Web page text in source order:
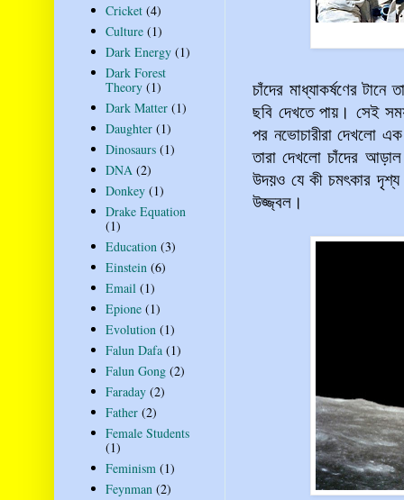
চাঁদের মাধ্যাকর্ষণের
ছবি দেখতে পায়। সেই
পর নভোচারীরা দেখলো
তারা দেখলো চাঁদের
উদয়ও যে কী চমৎকার দৃশ্য
উজ্জ্বল।
Cricket (4)
Culture (1)
Dark Energy (1)
Dark Forest
Theory (1)
Dark Matter (1)
Daughter (1)
Dinosaurs (1)
DNA (2)
Donkey (1)
Drake Equation
(1)
Education (3)
Einstein (6)
Email (1)
Epione (1)
Evolution (1)
Falun Dafa (1)
Falun Gong (2)
Faraday (2)
Father (2)
Female Students
(1)
Feminism (1)
Feynman (2)